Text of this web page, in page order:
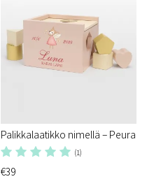
Palikkalaatikko nimellä – Peura
(1)
€39